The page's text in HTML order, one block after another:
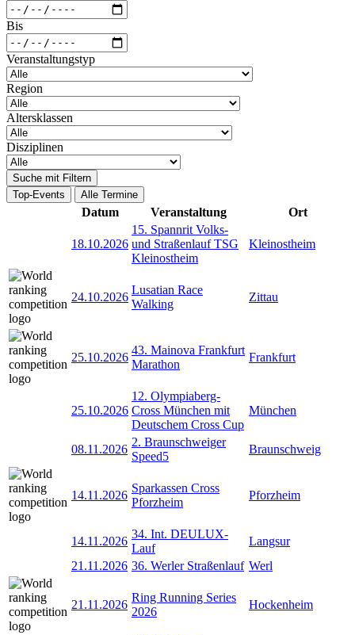
Bis
Veranstaltungstyp
Region
Altersklassen
Disziplinen
Suche mit Filtern
Top-Events
Alle Termine
Datum Veranstaltung Ort
18.10.2026
15. Spannrit Volks-
und Straßenlauf TSG
Kleinostheim
Kleinostheim
24.10.2026
Lusatian Race
Walking
Zittau
25.10.2026
43. Mainova Frankfurt
Marathon
Frankfurt
25.10.2026
12. Olympiaberg-
Cross München mit
Deutschem Cross Cup
München
08.11.2026
2. Braunschweiger
Speed5
Braunschweig
14.11.2026
Sparkassen Cross
Pforzheim
Pforzheim
14.11.2026
34. Int. DEULUX-
Lauf
Langsur
21.11.2026 36. Werler Straßenlauf Werl
21.11.2026
Ring Running Series
2026
Hockenheim